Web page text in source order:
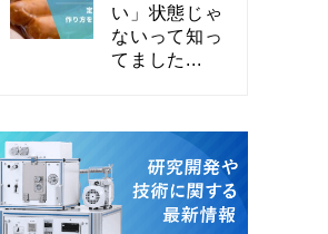
い」状態じゃ
ないって知っ
てました...